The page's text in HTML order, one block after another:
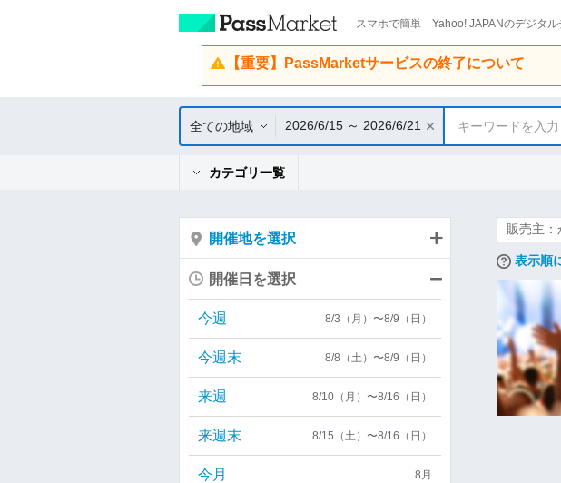
スマホで簡単 Yahoo! JAPANのデジタル
【重要】PassMarketサービスの終了について
全ての地域 2026/6/15 ～ 2026/6/21 キーワードを入力
カテゴリ一覧
販売主
表示順
開催地を選択
開催日を選択
今週 8/3（月）〜8/9（日）
今週末 8/8（土）〜8/9（日）
来週 8/10（月）〜8/16（日）
来週末 8/15（土）〜8/16（日）
今月 8月